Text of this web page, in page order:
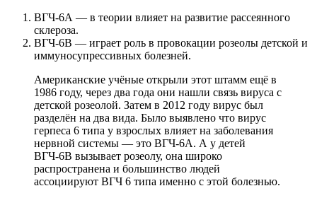
ВГЧ-6А — в теории влияет на развитие рассеянного
склероза.
ВГЧ-6В — играет роль в провокации розеолы детской и
иммуносупрессивных болезней.
Американские учёные открыли этот штамм ещё в
1986 году, через два года они нашли связь вируса с
детской розеолой. Затем в 2012 году вирус был
разделён на два вида. Было выявлено что вирус
герпеса 6 типа у взрослых влияет на заболевания
нервной системы — это ВГЧ-6А. А у детей
ВГЧ-6В вызывает розеолу, она широко
распространена и большинство людей
ассоциируют ВГЧ 6 типа именно с этой болезнью.